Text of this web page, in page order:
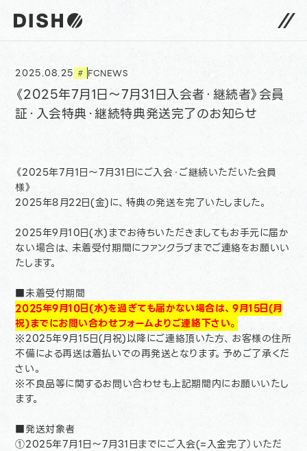
DISH// サイトトップへ
2025.08.25 # FCNEWS
《2025年7月1日〜7月31日入会者・継続者》会員
証・入会特典・継続特典発送完了のお知らせ
《2025年7月1日〜7月31日にご入会・ご継続いただいた会員
様》
2025年8月22日(金)に、特典の発送を完了いたしました。
2025年9月10日(水)までお待ちいただきましてもお手元に届か
ない場合は、未着受付期間にファンクラブまでご連絡をお願いい
たします。
■未着受付期間
2025年9月10日(水)を過ぎても届かない場合は、9月15日(月
祝)までにお問い合わせフォームよりご連絡下さい。
※2025年9月15日(月祝)以降にご連絡頂いた方、お客様の住所
不備による再送は着払いでの再発送となります。予めご了承くだ
さい。
※不良品等に関するお問い合わせも上記期間内にお願いいたし
ます。
■発送対象者
①2025年7月1日〜7月31日までにご入会(=入金完了）いただ